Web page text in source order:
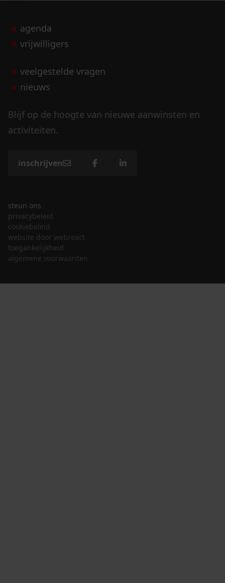
agenda
vrijwilligers
veelgestelde vragen
nieuws
Blijf op de hoogte van nieuwe aanwinsten en
activiteiten.
inschrijven
steun ons
privacybeleid
cookiebeleid
website door webreact
toegankelijkheid
algemene voorwaarden